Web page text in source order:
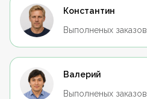
Константин
Выполненых заказов
Валерий
Выполненых заказов